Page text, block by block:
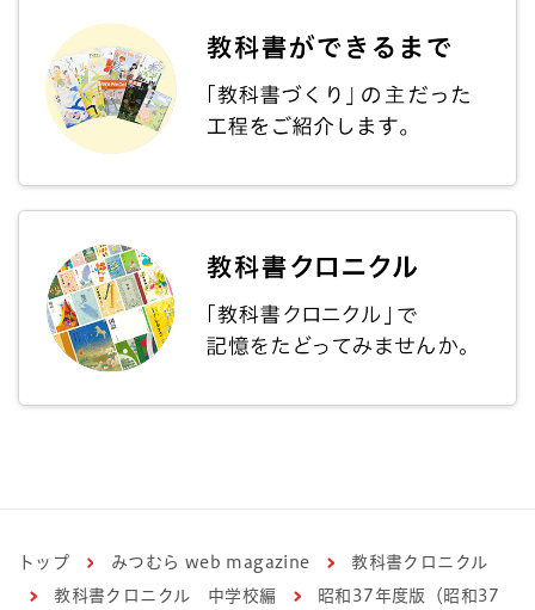
トップ みつむら web magazine
教科書クロニクル
教科書クロニクル 中学校編
昭和37年度版（昭和37